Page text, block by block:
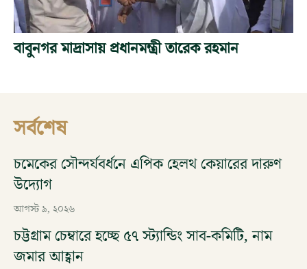
বাবুনগর মাদ্রাসায় প্রধানমন্ত্রী তারেক রহমান
সর্বশেষ
চমেকের সৌন্দর্যবর্ধনে এপিক হেলথ কেয়ারের দারুণ
উদ্যোগ
আগস্ট ৯, ২০২৬
চট্টগ্রাম চেম্বারে হচ্ছে ৫৭ স্ট্যান্ডিং সাব-কমিটি, নাম
জমার আহ্বান